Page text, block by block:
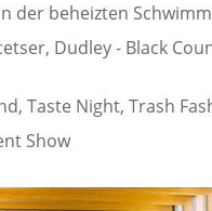
der beheizten
Dudley - Black
Taste Night, Trash
Show